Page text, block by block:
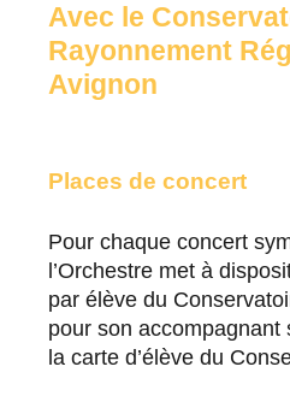
Avec le
Rayonnement
Avignon
Places de concert
Pour chaque concert
l’Orchestre met à
par élève du
pour son accompagnant
la carte d’élève du